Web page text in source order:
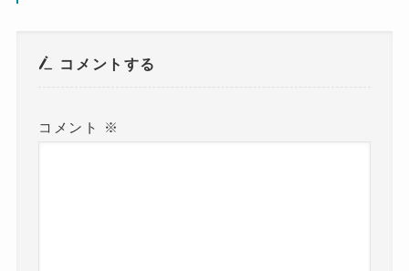
コメントする
コメント ※